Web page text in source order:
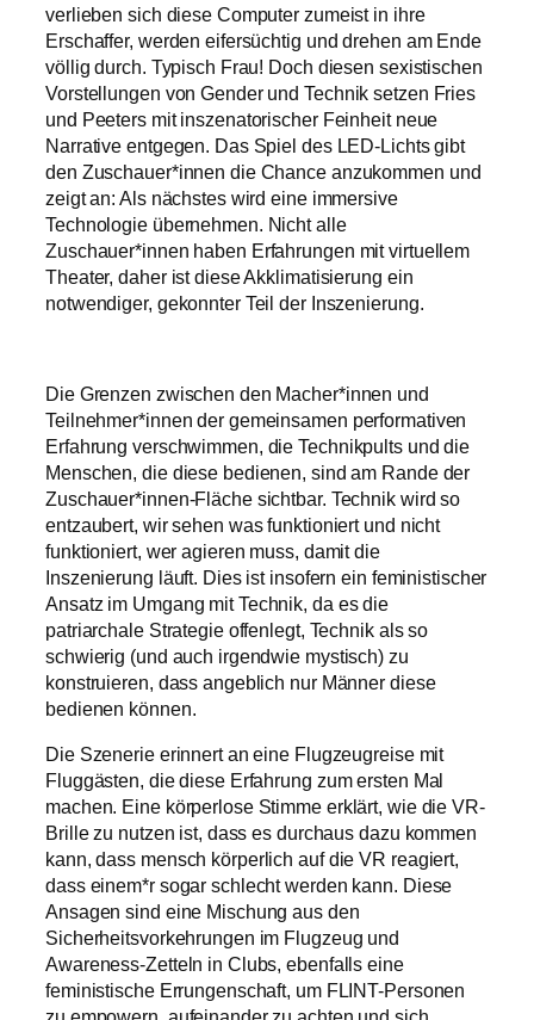
verlieben sich diese Computer zumeist in ihre
Erschaffer, werden eifersüchtig und drehen am Ende
völlig durch. Typisch Frau! Doch diesen sexistischen
Vorstellungen von Gender und Technik setzen Fries
und Peeters mit inszenatorischer Feinheit neue
Narrative entgegen. Das Spiel des LED-Lichts gibt
den Zuschauer*innen die Chance anzukommen und
zeigt an: Als nächstes wird eine immersive
Technologie übernehmen. Nicht alle
Zuschauer*innen haben Erfahrungen mit virtuellem
Theater, daher ist diese Akklimatisierung ein
notwendiger, gekonnter Teil der Inszenierung.
Die Grenzen zwischen den Macher*innen und
Teilnehmer*innen der gemeinsamen performativen
Erfahrung verschwimmen, die Technikpults und die
Menschen, die diese bedienen, sind am Rande der
Zuschauer*innen-Fläche sichtbar. Technik wird so
entzaubert, wir sehen was funktioniert und nicht
funktioniert, wer agieren muss, damit die
Inszenierung läuft. Dies ist insofern ein feministischer
Ansatz im Umgang mit Technik, da es die
patriarchale Strategie offenlegt, Technik als so
schwierig (und auch irgendwie mystisch) zu
konstruieren, dass angeblich nur Männer diese
bedienen können.
Die Szenerie erinnert an eine Flugzeugreise mit
Fluggästen, die diese Erfahrung zum ersten Mal
machen. Eine körperlose Stimme erklärt, wie die VR-
Brille zu nutzen ist, dass es durchaus dazu kommen
kann, dass mensch körperlich auf die VR reagiert,
dass einem*r sogar schlecht werden kann. Diese
Ansagen sind eine Mischung aus den
Sicherheitsvorkehrungen im Flugzeug und
Awareness-Zetteln in Clubs, ebenfalls eine
feministische Errungenschaft, um FLINT-Personen